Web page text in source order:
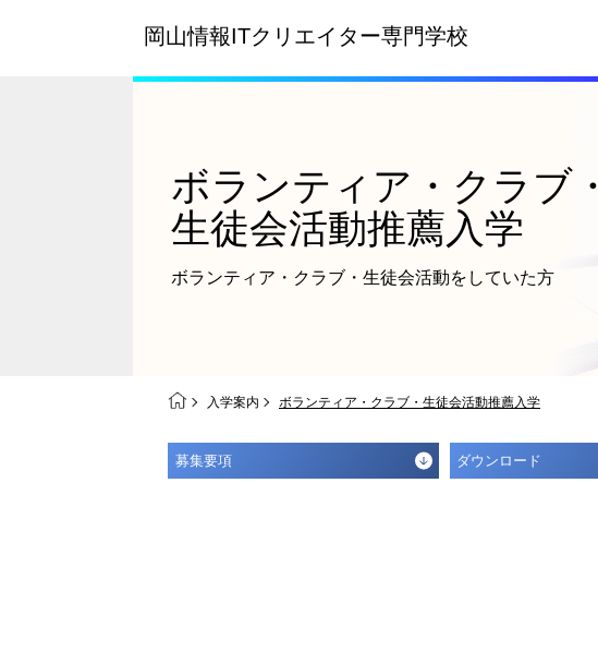
岡山情報ITクリエイター専門学校
ボランティア・クラブ・
生徒会活動推薦入学
ボランティア・クラブ・生徒会活動をしていた方
入学案内 ボランティア・クラブ・生徒会活動推薦入学
募集要項 ダウンロード